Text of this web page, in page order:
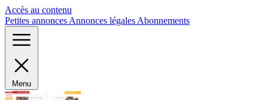
Accès au contenu
Petites annonces Annonces légales Abonnements
Menu
Panneau de gestion des cookies